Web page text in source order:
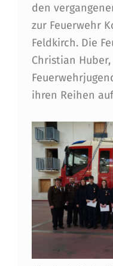
den
zur Feuerwehr
Feldkirch. Die
Christian
ihren Reihen